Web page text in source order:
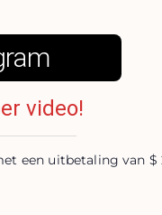
video!
een uitbetaling van $